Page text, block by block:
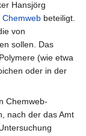
Hansjörg
Chemweb beteiligt.
von
sollen. Das
(wie etwa
oder in der
Chemweb-
nach der das Amt